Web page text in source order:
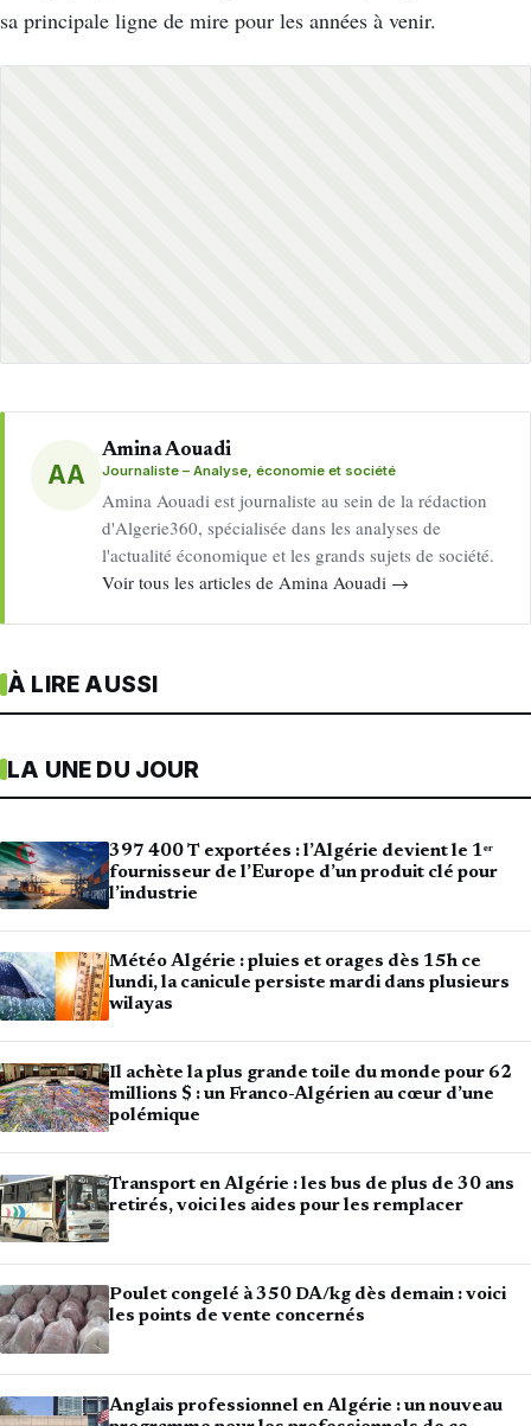
sa principale ligne de mire pour les années à venir.
AA
Amina Aouadi
Journaliste – Analyse, économie et société
Amina Aouadi est journaliste au sein de la rédaction
d'Algerie360, spécialisée dans les analyses de
l'actualité économique et les grands sujets de société.
Voir tous les articles de Amina Aouadi →
À LIRE AUSSI
LA UNE DU JOUR
397 400 T exportées : l’Algérie devient le 1ᵉʳ
fournisseur de l’Europe d’un produit clé pour
l’industrie
Météo Algérie : pluies et orages dès 15h ce
lundi, la canicule persiste mardi dans plusieurs
wilayas
Il achète la plus grande toile du monde pour 62
millions $ : un Franco-Algérien au cœur d’une
polémique
Transport en Algérie : les bus de plus de 30 ans
retirés, voici les aides pour les remplacer
Poulet congelé à 350 DA/kg dès demain : voici
les points de vente concernés
Anglais professionnel en Algérie : un nouveau